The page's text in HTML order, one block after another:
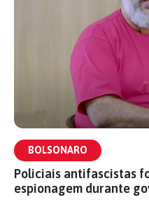
BOLSONARO
Policiais antifascistas
espionagem durante